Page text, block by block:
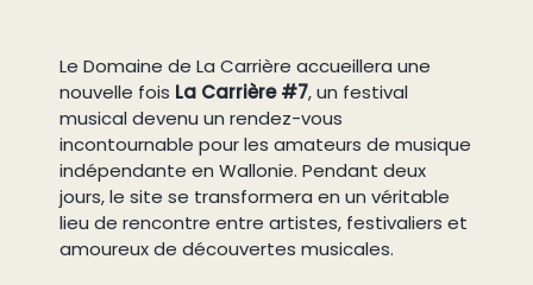
Le Domaine de La Carrière accueillera une
nouvelle fois La Carrière #7, un festival
musical devenu un rendez-vous
incontournable pour les amateurs de musique
indépendante en Wallonie. Pendant deux
jours, le site se transformera en un véritable
lieu de rencontre entre artistes, festivaliers et
amoureux de découvertes musicales.